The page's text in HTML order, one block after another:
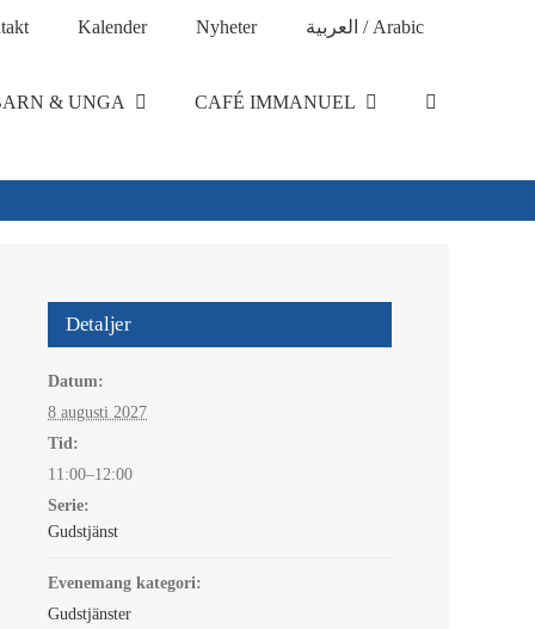
Kalender Nyheter العربية / Arabic
& UNGA CAFÉ IMMANUEL
Detaljer
Datum:
8 augusti 2027
Tid:
11:00–12:00
Serie:
Gudstjänst
Evenemang kategori:
Gudstjänster